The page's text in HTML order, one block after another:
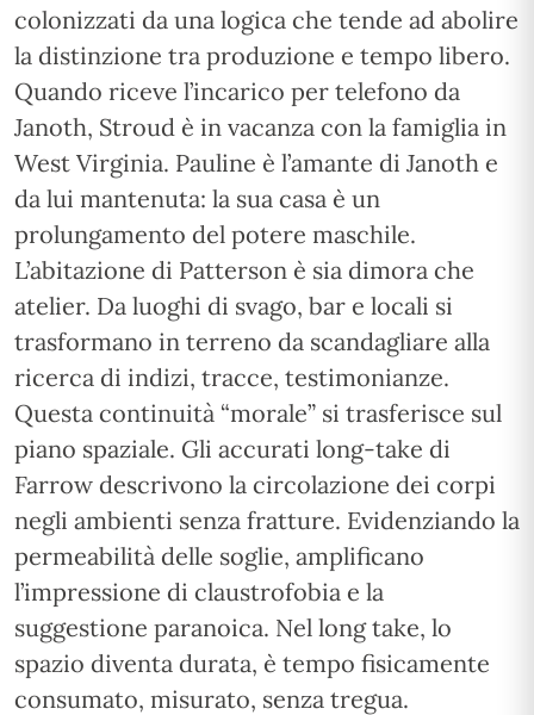
colonizzati da una logica che tende ad abolire
la distinzione tra produzione e tempo libero.
Quando riceve l’incarico per telefono da
Janoth, Stroud è in vacanza con la famiglia in
West Virginia. Pauline è l’amante di Janoth e
da lui mantenuta: la sua casa è un
prolungamento del potere maschile.
L’abitazione di Patterson è sia dimora che
atelier. Da luoghi di svago, bar e locali si
trasformano in terreno da scandagliare alla
ricerca di indizi, tracce, testimonianze.
Questa continuità “morale” si trasferisce sul
piano spaziale. Gli accurati long-take di
Farrow descrivono la circolazione dei corpi
negli ambienti senza fratture. Evidenziando la
permeabilità delle soglie, amplificano
l’impressione di claustrofobia e la
suggestione paranoica. Nel long take, lo
spazio diventa durata, è tempo fisicamente
consumato, misurato, senza tregua.